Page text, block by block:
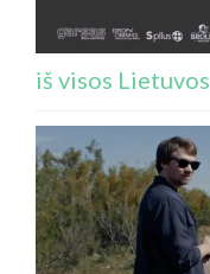
iš visos Lietuvos